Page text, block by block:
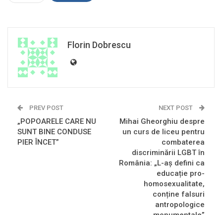
Florin Dobrescu
PREV POST
„POPOARELE CARE NU
SUNT BINE CONDUSE
PIER ÎNCET”
NEXT POST
Mihai Gheorghiu despre
un curs de liceu pentru
combaterea
discriminării LGBT în
România: „L-aș defini ca
educație pro-
homosexualitate,
conține falsuri
antropologice